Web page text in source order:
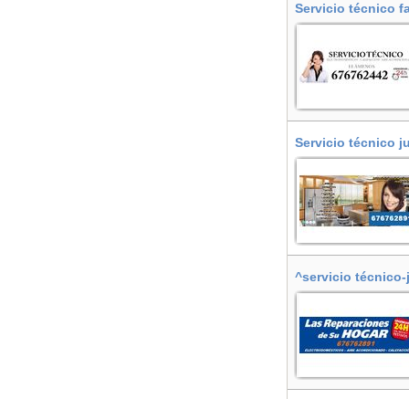
Servicio técnico
Servicio técnico
Llobregat (L')
^servicio técnico-